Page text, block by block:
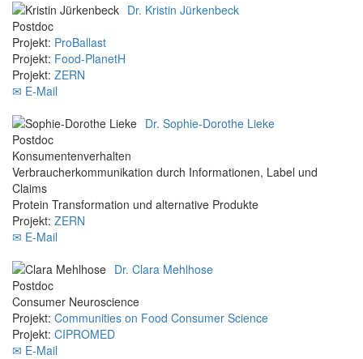
Dr. Kristin Jürkenbeck
Postdoc
Projekt: ProBallast
Projekt: Food-PlanetH
Projekt: ZERN
✉ E-Mail
Dr. Sophie-Dorothe Lieke
Postdoc
Konsumentenverhalten
Verbraucherkommunikation durch Informationen, Label und
Claims
Protein Transformation und alternative Produkte
Projekt: ZERN
✉ E-Mail
Dr. Clara Mehlhose
Postdoc
Consumer Neuroscience
Projekt: Communities on Food Consumer Science
Projekt: CIPROMED
✉ E-Mail